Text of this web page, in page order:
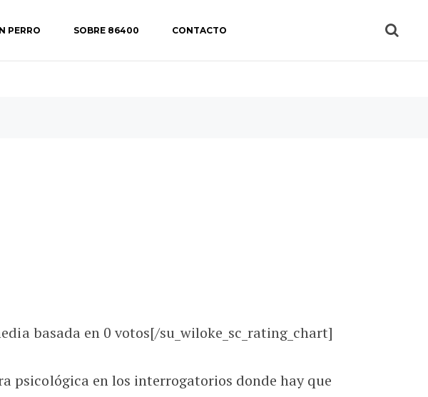
PERRO SOBRE 86400 CONTACTO
basada en 0 votos[/su_wiloke_sc_rating_chart]
psicológica en los interrogatorios donde hay que